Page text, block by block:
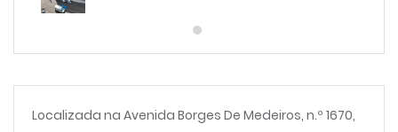
Localizada na Avenida Borges De Medeiros, n.º 1670,